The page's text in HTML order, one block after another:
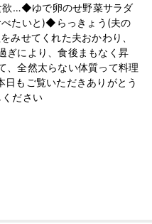
欲…◆ゆで卵のせ野菜サラダ
たいと)◆らっきょう(夫の
みせてくれた夫おかわり、
ぎにより、食後まもなく昇
、全然太らない体質って料理
もご覧いただきありがとう
ださい